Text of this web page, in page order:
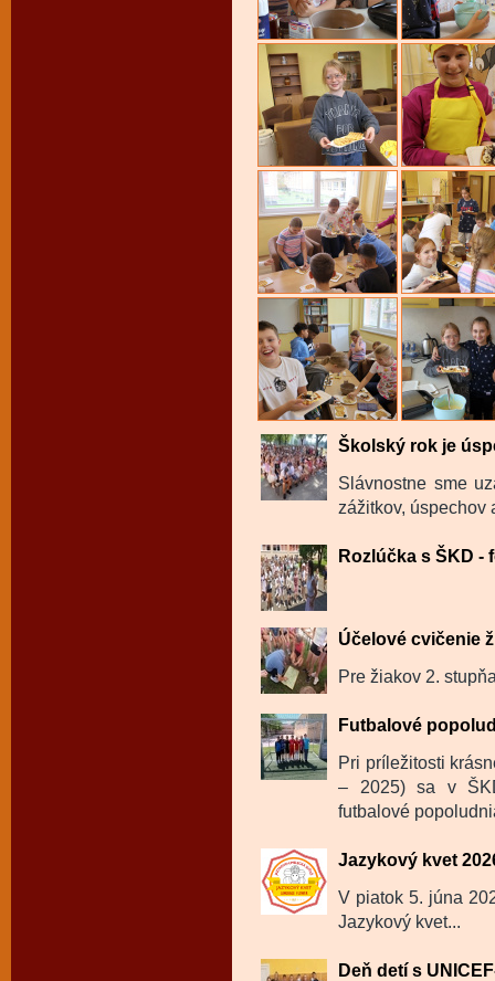
Školský rok je
Slávnostne sme
zážitkov, úspechov
Rozlúčka s ŠKD -
Účelové cvičenie
Pre žiakov 2.
Futbalové
Pri príležitosti
– 2025) sa v
futbalové
Jazykový kvet
V piatok 5. júna
Jazykový kvet...
Deň detí s